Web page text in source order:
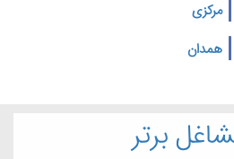
مرکزی
همدان
برتر